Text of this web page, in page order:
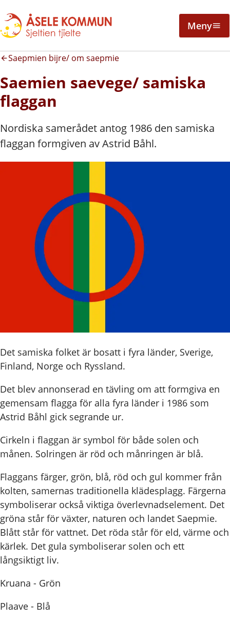
Meny
Saepmien bijre/ om saepmie
Saemien saevege/ samiska
flaggan
Nordiska samerådet antog 1986 den samiska
flaggan formgiven av Astrid Båhl.
Det samiska folket är bosatt i fyra länder, Sverige,
Finland, Norge och Ryssland.
Det blev annonserad en tävling om att formgiva en
gemensam flagga för alla fyra länder i 1986 som
Astrid Båhl gick segrande ur.
Cirkeln i flaggan är symbol för både solen och
månen. Solringen är röd och månringen är blå.
Flaggans färger, grön, blå, röd och gul kommer från
kolten, samernas traditionella klädesplagg. Färgerna
symboliserar också viktiga överlevnadselement. Det
gröna står för växter, naturen och landet Saepmie.
Blått står för vattnet. Det röda står för eld, värme och
kärlek. Det gula symboliserar solen och ett
långsiktigt liv.
Kruana - Grön
Plaave - Blå